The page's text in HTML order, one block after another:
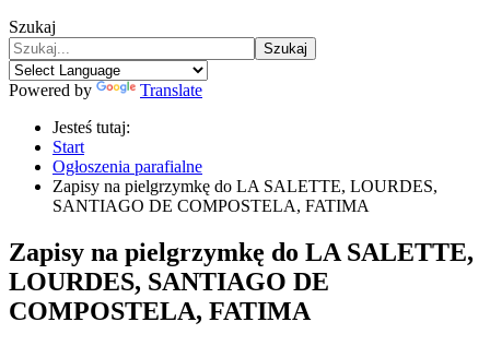
Szukaj
Szukaj
Powered by
Translate
Jesteś tutaj:
Start
Ogłoszenia parafialne
Zapisy na pielgrzymkę do LA SALETTE, LOURDES,
SANTIAGO DE COMPOSTELA, FATIMA
Zapisy na pielgrzymkę do LA SALETTE,
LOURDES, SANTIAGO DE
COMPOSTELA, FATIMA